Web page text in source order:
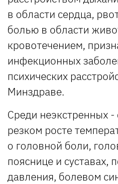
в области сердца,
болью в области
кровотечением,
инфекционных
психических
Минздраве.
Среди неэкстренных
резком росте
о головной боли,
пояснице и суставах,
давления, болевом